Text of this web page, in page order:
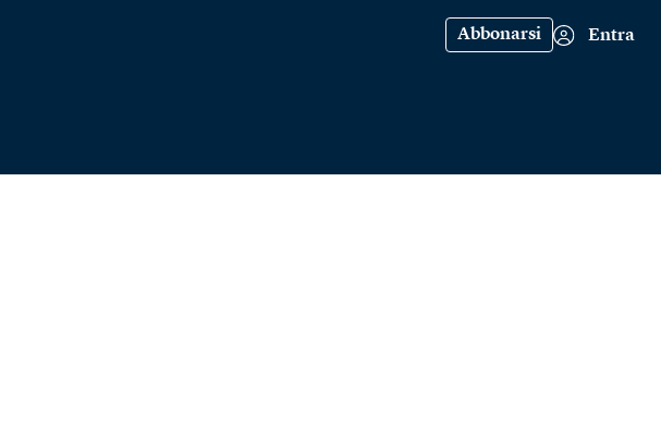
Abbonarsi Entra